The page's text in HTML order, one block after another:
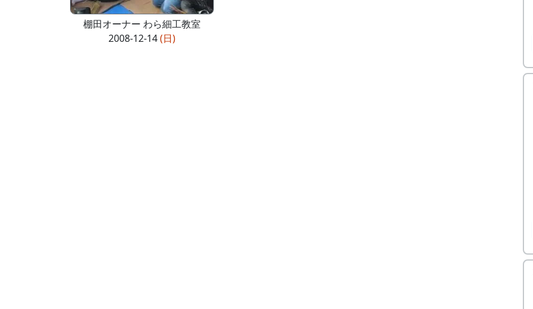
棚田オーナー わら細工教室
2008-12-14(日)